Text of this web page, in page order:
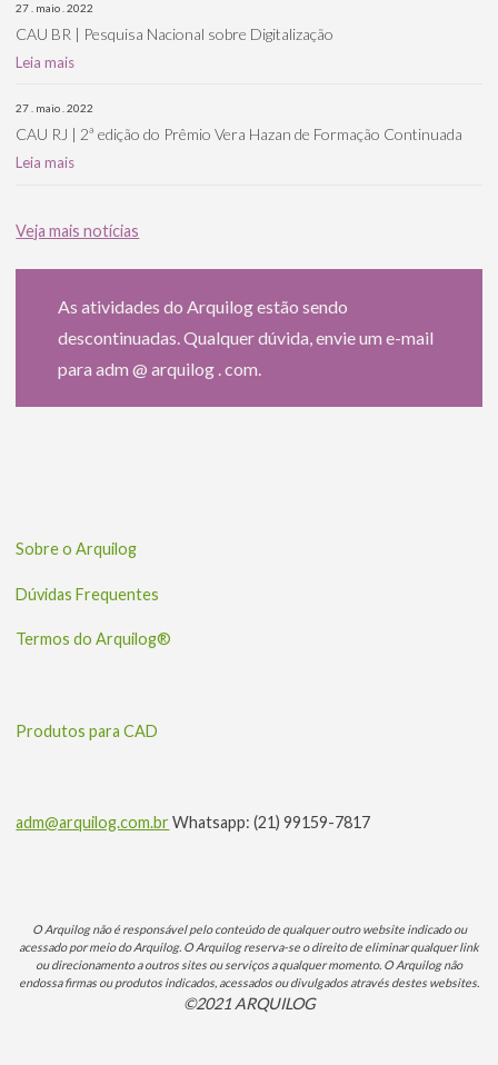
27 . maio . 2022
CAU BR | Pesquisa Nacional sobre Digitalização
Leia mais
27 . maio . 2022
CAU RJ | 2ª edição do Prêmio Vera Hazan de Formação Continuada
Leia mais
Veja mais notícias
As atividades do Arquilog estão sendo
descontinuadas. Qualquer dúvida, envie um e-mail
para adm @ arquilog . com.
Sobre o Arquilog
Dúvidas Frequentes
Termos do Arquilog®
Produtos para CAD
adm@arquilog.com.brWhatsapp: (21) 99159-7817
O Arquilog não é responsável pelo conteúdo de qualquer outro website indicado ou
acessado por meio do Arquilog. O Arquilog reserva-se o direito de eliminar qualquer link
ou direcionamento a outros sites ou serviços a qualquer momento. O Arquilog não
endossa firmas ou produtos indicados, acessados ou divulgados através destes websites.
©2021 ARQUILOG